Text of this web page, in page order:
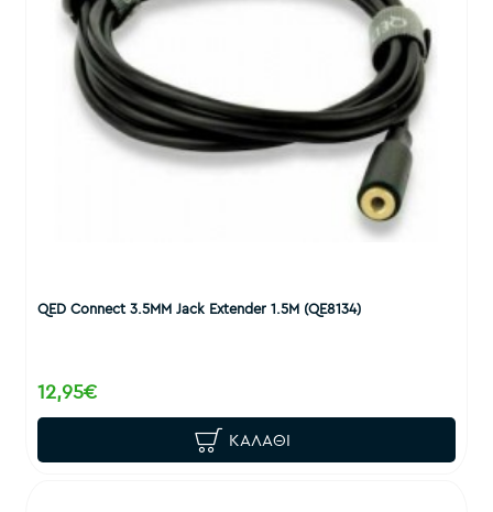
QED Connect 3.5MM Jack Extender 1.5M (QE8134)
12,95€
ΚΑΛΆΘΙ